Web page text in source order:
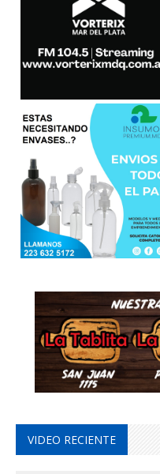
VIDEO RECIENTE